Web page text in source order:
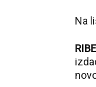
Na
RIBE